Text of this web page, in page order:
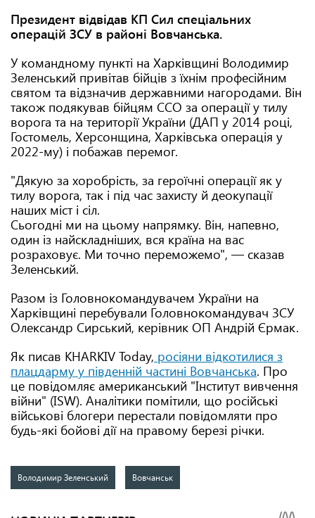
Президент відвідав КП Сил спеціальних
операцій ЗСУ в районі Вовчанська.
У командному пункті на Харківщині Володимир
Зеленський привітав бійців з їхнім професійним
святом та відзначив державними нагородами. Він
також подякував бійцям ССО за операції у тилу
ворога та на території України (ДАП у 2014 році,
Гостомель, Херсонщина, Харківська операція у
2022-му) і побажав перемог.
"Дякую за хоробрість, за героїчні операції як у
тилу ворога, так і під час захисту й деокупації
наших міст і сіл.
Сьогодні ми на цьому напрямку. Він, напевно,
один із найскладніших, вся країна на вас
розраховує. Ми точно переможемо", — сказав
Зеленський.
Разом із Головнокомандувачем України на
Харківщині перебували Головнокомандувач ЗСУ
Олександр Сирський, керівник ОП Андрій Єрмак.
Як писав KHARKIV Today, росіяни відкотилися з
плацдарму у південній частині Вовчанська. Про
це повідомляє американський "Інститут вивчення
війни" (ISW). Аналітики помітили, що російські
військові блогери перестали повідомляти про
будь-які бойові дії на правому березі річки.
Володимир Зеленський Вовчанськ